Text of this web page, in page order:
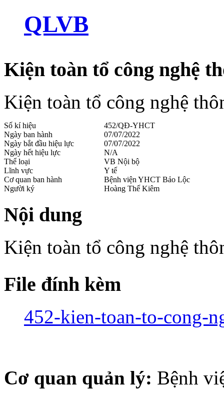
QLVB
Kiện toàn tổ công nghệ
Kiện toàn tổ công nghệ
Số kí hiệu
452/QĐ-YHCT
Ngày ban hành
07/07/2022
Ngày bắt đầu hiệu lực
07/07/2022
Ngày hết hiệu lực
N/A
Thể loại
VB Nội bộ
Lĩnh vực
Y tế
Cơ quan ban hành
Bệnh viện YHCT Bảo Lộc
Người ký
Hoàng Thế Kiêm
Nội dung
Kiện toàn tổ công nghệ
File đính kèm
452-kien-toan-to-cong-
Cơ quan quản lý: Bệnh